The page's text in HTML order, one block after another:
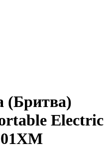
(Бритва)
Electric